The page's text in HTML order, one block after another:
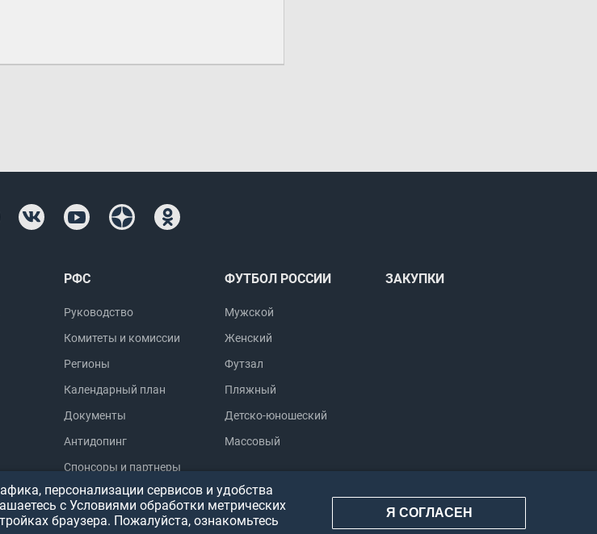
РФС
Руководство
Комитеты и комиссии
Регионы
Календарный план
Документы
Антидопинг
Спонсоры и партнеры
ФУТБОЛ РОССИИ
Мужской
Женский
Футзал
Пляжный
Детско-юношеский
Массовый
ЗАКУПКИ
персонализации сервисов и удобства
с Условиями обработки метрических
браузера. Пожалуйста, ознакомьтесь
Я СОГЛАСЕН